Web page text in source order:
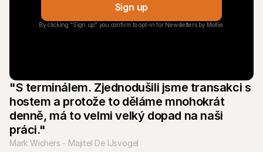
Sign up
By clicking "Sign up" you confirm to opt-in for Newsletters by Mollie.
"S terminálem. Zjednodušili jsme transakci s
hostem a protože to děláme mnohokrát
denně, má to velmi velký dopad na naši
práci."
Mark Wichers - Majitel De IJsvogel